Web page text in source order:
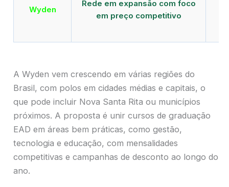
Wyden
Rede em expansão com foco
em preço competitivo
A Wyden vem crescendo em várias regiões do
Brasil, com polos em cidades médias e capitais, o
que pode incluir Nova Santa Rita ou municípios
próximos. A proposta é unir cursos de graduação
EAD em áreas bem práticas, como gestão,
tecnologia e educação, com mensalidades
competitivas e campanhas de desconto ao longo do
ano.